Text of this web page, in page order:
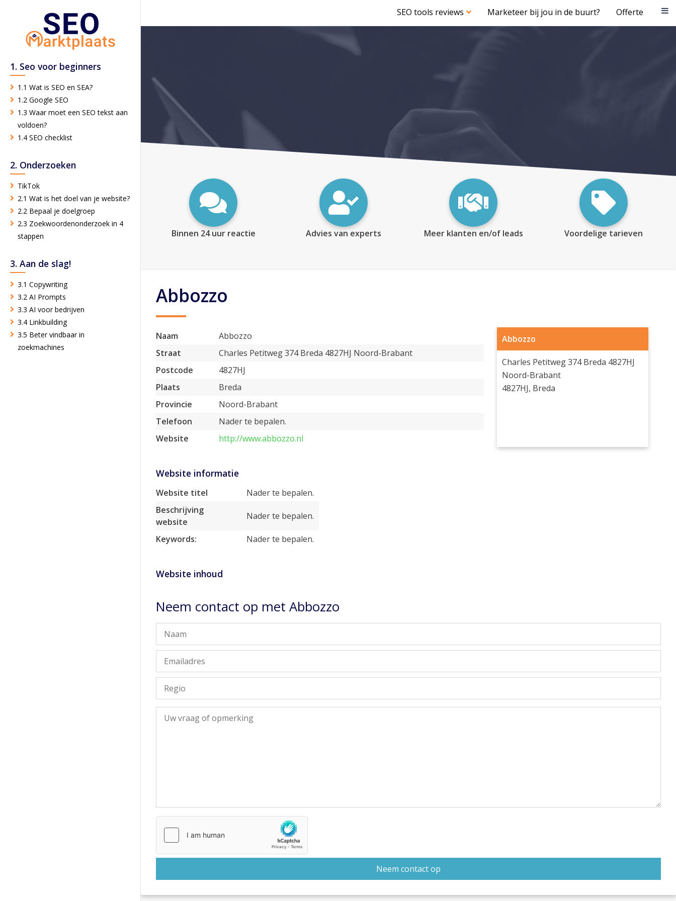
SEO tools reviews Marketeer bij jou in de buurt? Offerte
1. Seo voor beginners
1.1 Wat is SEO en SEA?
1.2 Google SEO
1.3 Waar moet een SEO tekst aan
voldoen?
1.4 SEO checklist
2. Onderzoeken
TikTok
2.1 Wat is het doel van je website?
2.2 Bepaal je doelgroep
2.3 Zoekwoordenonderzoek in 4
stappen
3. Aan de slag!
3.1 Copywriting
3.2 AI Prompts
3.3 AI voor bedrijven
3.4 Linkbuilding
3.5 Beter vindbaar in
zoekmachines
Binnen 24 uur reactie Advies van experts Meer klanten en/of leads Voordelige tarieven
Abbozzo
Naam
Abbozzo
Straat
Charles Petitweg 374 Breda 4827HJ Noord-Brabant
Postcode
4827HJ
Plaats
Breda
Provincie
Noord-Brabant
Telefoon
Nader te bepalen.
Website
http://www.abbozzo.nl
Abbozzo
Charles Petitweg 374 Breda 4827HJ
Noord-Brabant
4827HJ, Breda
Website informatie
Website titel
Nader te bepalen.
Beschrijving
website
Nader te bepalen.
Keywords: Nader te bepalen.
Website inhoud
Neem contact op met Abbozzo